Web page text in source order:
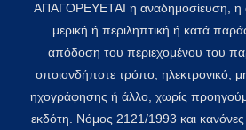
ΑΠΑΓΟΡΕΥΕΤΑΙ η αναδημοσίευση, η
μερική ή περιληπτική ή κατά
απόδοση του περιεχομένου του
οποιονδήποτε τρόπο, ηλεκτρονικό,
ηχογράφησης ή άλλο, χωρίς
εκδότη. Νόμος 2121/1993 και κανόνες